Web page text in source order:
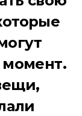
момент.